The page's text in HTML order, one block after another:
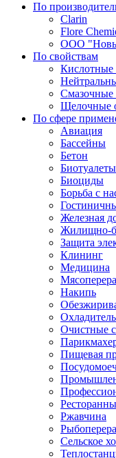
По
Clarin
Flore
ООО
По свойствам
Кислотные
Смазочные
Щелочные
По сфере
Авиация
Бассейны
Бетон
Биотуалеты
Биоциды
Борьба с
Железная
Жилищно-
Защита
Клининг
Медицина
Накипь
Очистные
Пищевая
Ржавчина
Сельское